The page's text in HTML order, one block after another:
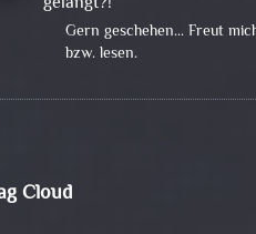
Gern geschehen... Freut
bzw. lesen.
Cloud